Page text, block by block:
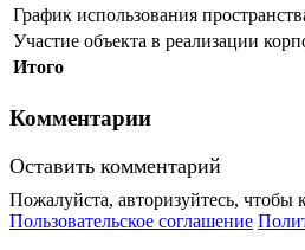
График использования
Участие объекта в реализации
Итого
Комментарии
Оставить комментарий
Пожалуйста, авторизуйтесь, чтобы
Пользовательское соглашение